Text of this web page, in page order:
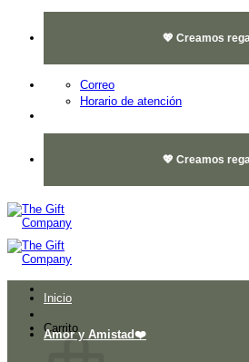
💖 Creamos
Correo
Horario de atención
💖 Creamos
Carrito
Inicio
Amor y Amistad❤️